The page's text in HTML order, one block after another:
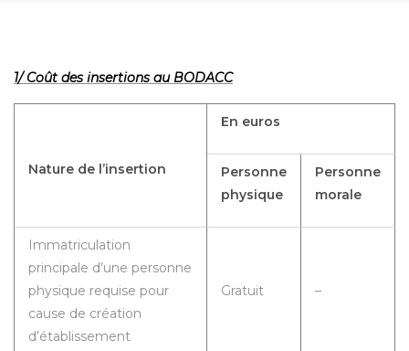
1/ Coût des insertions au BODACC
Nature de l’insertion
En euros
Personne
physique
Personne
morale
Immatriculation
principale d’une personne
physique requise pour
cause de création
d’établissement
Gratuit –